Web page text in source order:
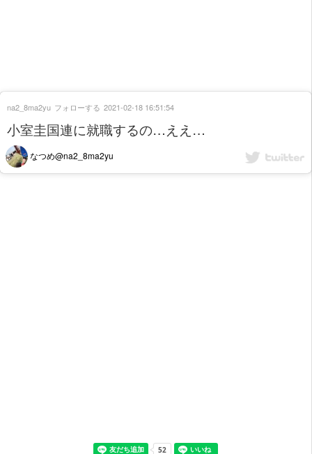
小室圭国連に就職するの…ええ…
なつめ@na2_8ma2yu
na2_8ma2yu フォローする 2021-02-18 16:51:54